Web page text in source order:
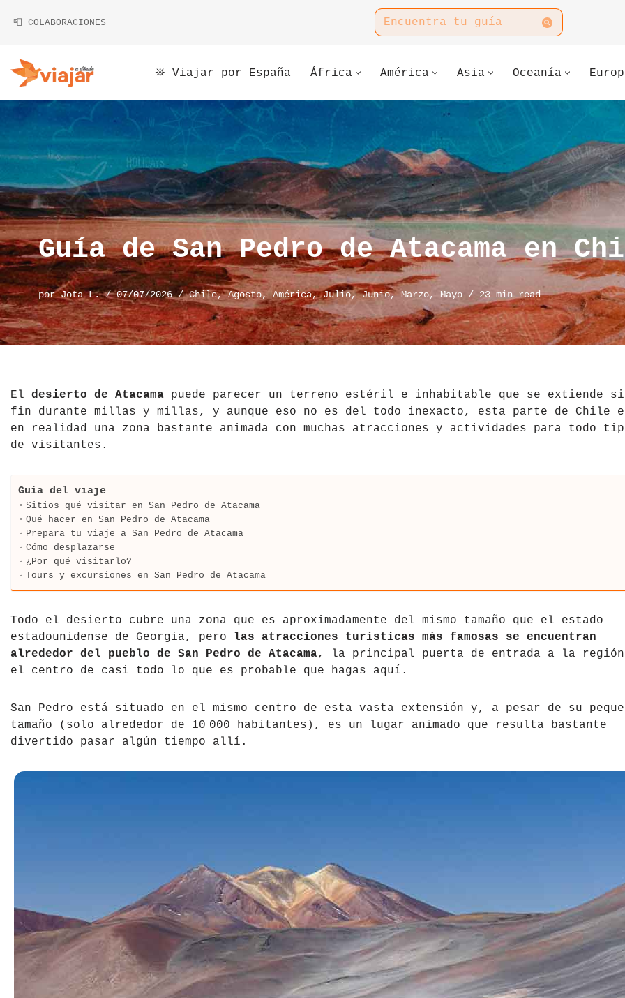
contenido
📮 COLABORACIONES
𖤓 Viajar por España África América
Bolivia
Brasil
Canadá
Chile
Costa Rica
Cuba
El Salvador
Hawái
México
Paraguay
Perú
República Dominicana
Venezuela
Asia
Camboya
China
Corea
Indonesia
Irán
Japón
Jordania
La India
Madagascar
Maldivas
Mongolia
Nepal
Qatar
Tailandia
Tíbet
Vietnam
Oceanía
Andorra
Austria
Bélgica
Bosnia y Herzegovina
Bulgaria
Chipre
Croacia
Escocia
Eslovenia
Finlandia
Francia
Grecia
Hungría
Inglaterra
Irlanda
Islandia
Italia
Letonia
Liechtenstein
Polonia
República Checa
Rusia
Guía de San Pedro de Atacama en
porJota L. 07/07/2026 Chile,Agosto,América,Julio,Junio,Marzo, Mayo 23 min read
El desierto de Atacama puede parecer un terreno estéril e inhabitable que se extiende
fin durante millas y millas, y aunque eso no es del todo inexacto, esta parte de Chile
en realidad una zona bastante animada con muchas atracciones y actividades para todo
de visitantes.
Guía del viaje
Sitios qué visitar en San Pedro de Atacama
Qué hacer en San Pedro de Atacama
Prepara tu viaje a San Pedro de Atacama
Cómo desplazarse
¿Por qué visitarlo?
Tours y excursiones en San Pedro de Atacama
Todo el desierto cubre una zona que es aproximadamente del mismo tamaño que el estado
estadounidense de Georgia, pero
las atracciones turísticas más famosas se encuentran
alrededor del pueblo de San Pedro de Atacama, la principal puerta de entrada a la
el centro de casi todo lo que es probable que hagas aquí.
San Pedro está situado en el mismo centro de esta vasta extensión y, a pesar de su
tamaño (solo alrededor de 10 000 habitantes), es un lugar animado que resulta bastante
divertido pasar algún tiempo allí.